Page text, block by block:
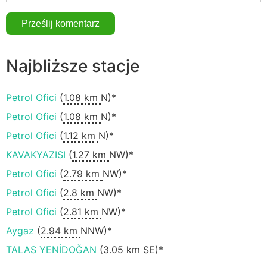
Najbliższe stacje
Petrol Ofici (1.08 km N)*
Petrol Ofici (1.08 km N)*
Petrol Ofici (1.12 km N)*
KAVAKYAZISI (1.27 km NW)*
Petrol Ofici (2.79 km NW)*
Petrol Ofici (2.8 km NW)*
Petrol Ofici (2.81 km NW)*
Aygaz (2.94 km NNW)*
TALAS YENİDOĞAN (3.05 km SE)*